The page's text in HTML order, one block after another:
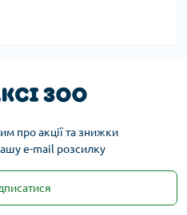
про акції та знижки
e-mail розсилку